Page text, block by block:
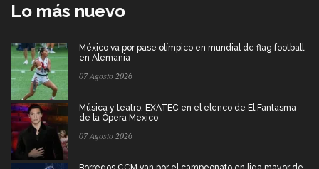
Lo más nuevo
México va por pase olímpico en mundial de flag football
en Alemania
07 Agosto 2026
Música y teatro: EXATEC en el elenco de El Fantasma
de la Ópera Mexico
07 Agosto 2026